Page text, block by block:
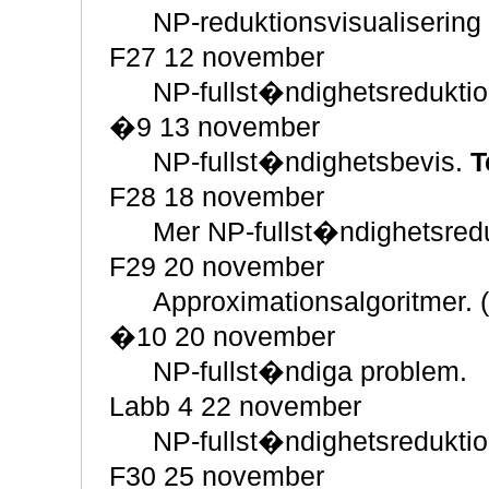
NP-
F27 12 november
NP-
�9 13 november
NP-fullst�ndighetsbevis.
F28 18 november
Mer NP-
F29 20 november
Approximationsalgoritmer.
�10 20 november
NP-fullst�ndiga problem.
Labb 4 22 november
NP-
F30 25 november